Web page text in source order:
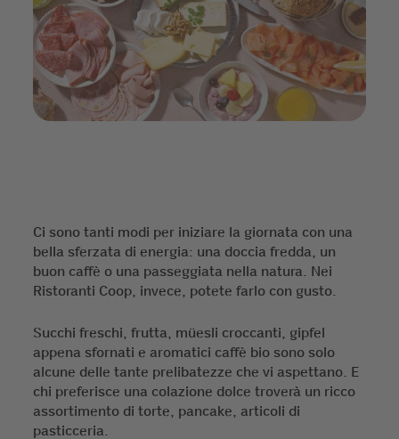
Ci sono tanti modi per iniziare la giornata con una
bella sferzata di energia: una doccia fredda, un
buon caffè o una passeggiata nella natura. Nei
Ristoranti Coop, invece, potete farlo con gusto.
Succhi freschi, frutta, müesli croccanti, gipfel
appena sfornati e aromatici caffè bio sono solo
alcune delle tante prelibatezze che vi aspettano. E
chi preferisce una colazione dolce troverà un ricco
assortimento di torte, pancake, articoli di
pasticceria.